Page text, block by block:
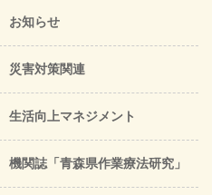
お知らせ
災害対策関連
生活向上マネジメント
機関誌「青森県作業療法研究」